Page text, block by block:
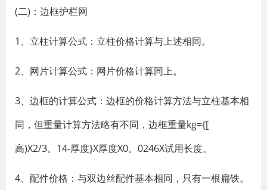
(二)：边框护栏网
1、立柱计算公式：立柱价格计算与上述相同。
2、网片计算公式：网片价格计算同上。
3、边框的计算公式：边框的价格计算方法与立柱基本相
同，但重量计算方法略有不同，边框重量kg={[
高)X2/3。14-厚度}X厚度X0。0246X试用长度。
4、配件价格：与双边丝配件基本相同，只有一根扁铁。